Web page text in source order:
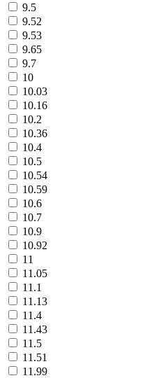
9.5
9.52
9.53
9.65
9.7
10
10.03
10.16
10.2
10.36
10.4
10.5
10.54
10.59
10.6
10.7
10.9
10.92
11
11.05
11.1
11.13
11.4
11.43
11.5
11.51
11.99